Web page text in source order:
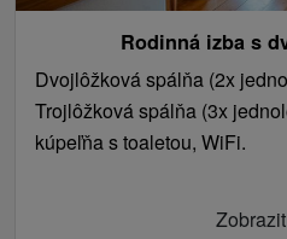
Rodinná izba s
Dvojlôžková spálňa (2x
Trojlôžková spálňa (3x
kúpeľňa s toaletou, WiFi.